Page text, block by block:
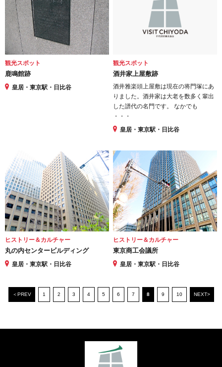
観光スポット
鹿鳴館跡
皇居・東京駅・日比谷
観光スポット
酒井家上屋敷跡
酒井雅楽頭上屋敷は現在の将門塚にあ
りました。酒井家は大老を数多く輩出
した譜代の名門です。 なかでも
・・・
皇居・東京駅・日比谷
ヒストリー＆カルチャー
丸の内センタービルディング
皇居・東京駅・日比谷
ヒストリー＆カルチャー
東京商工会議所
皇居・東京駅・日比谷
＜PREV 1 2 3 4 5 6 7 8 9 10 NEXT>